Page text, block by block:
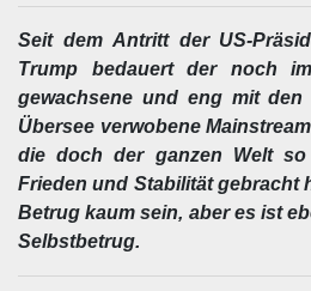
Seit dem Antritt der US-
Trump bedauert der noch
gewachsene und eng mit
Übersee verwobene
die doch der ganzen Welt
Frieden und Stabilität gebracht
Betrug kaum sein, aber es ist
Selbstbetrug.